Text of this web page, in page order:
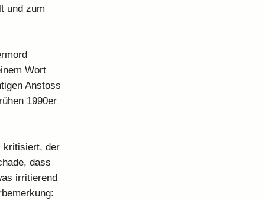
und zum
Wort
Anstoss
1990er
kritisiert, der
dass
irritierend